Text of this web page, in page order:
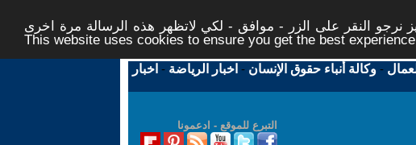
نرجو النقر على الزر - موافق - لكي لاتظهر هذه الرسالة مرة اخرى -
This website uses cookies to ensure you get the best
-وكالة أنباء حقوق الإنسان - اخبار الرياضة - اخبار
التبرع للموقع - ادعمونا